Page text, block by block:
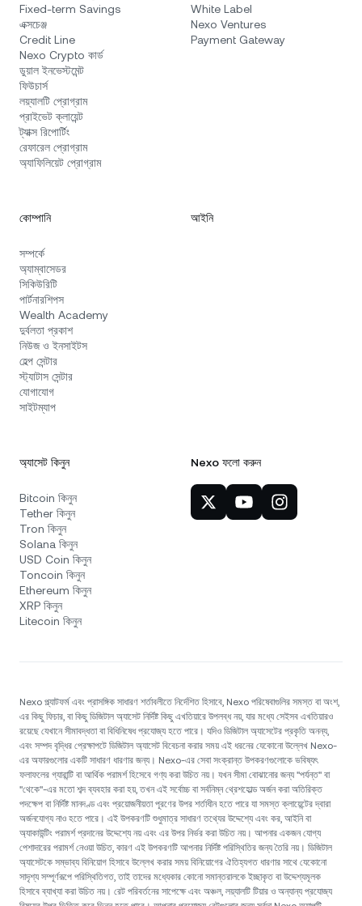
Fixed-term Savings
এক্সচেঞ্জ
Credit Line
Nexo Crypto কার্ড
ডুয়াল ইনভেস্টমেন্ট
ফিউচার্স
লয়্যালটি প্রোগ্রাম
প্রাইভেট ক্লায়েন্ট
ট্যাক্স রিপোর্টিং
রেফারেল প্রোগ্রাম
অ্যাফিলিয়েট প্রোগ্রাম
White Label
Nexo Ventures
Payment Gateway
কোম্পানি
সম্পর্কে
অ্যাম্বাসেডর
সিকিউরিটি
পার্টনারশিপস
Wealth Academy
দুর্বলতা প্রকাশ
নিউজ ও ইনসাইটস
হেল্প সেন্টার
স্ট্যাটাস সেন্টার
যোগাযোগ
সাইটম্যাপ
আইনি
অ্যাসেট কিনুন
Bitcoin কিনুন
Tether কিনুন
Tron কিনুন
Solana কিনুন
USD Coin কিনুন
Toncoin কিনুন
Ethereum কিনুন
XRP কিনুন
Litecoin কিনুন
Nexo ফলো করুন
Nexo প্ল্যাটফর্ম এবং প্রাসঙ্গিক সাধারণ শর্তাবলীতে নির্দেশিত হিসাবে, Nexo পরিষেবাগুলির সমস্ত বা অংশ,
এর কিছু ফিচার, বা কিছু ডিজিটাল অ্যাসেট নির্দিষ্ট কিছু এখতিয়ারে উপলব্ধ নয়, যার মধ্যে সেইসব এখতিয়ারও
রয়েছে যেখানে সীমাবদ্ধতা বা বিধিনিষেধ প্রযোজ্য হতে পারে। যদিও ডিজিটাল অ্যাসেটের প্রকৃতি অনন্য,
এবং সম্পদ বৃদ্ধির প্রেক্ষাপটে ডিজিটাল অ্যাসেট বিবেচনা করার সময় এই ধরনের যেকোনো উল্লেখ Nexo-
এর অফারগুলোর একটি সাধারণ ধারণার জন্য। Nexo-এর সেবা সংক্রান্ত উপকরণগুলোকে ভবিষ্যৎ
ফলাফলের গ্যারান্টি বা আর্থিক পরামর্শ হিসেবে গণ্য করা উচিত নয়। যখন সীমা বোঝানোর জন্য "পর্যন্ত" বা
"থেকে"-এর মতো শব্দ ব্যবহার করা হয়, তখন এই সর্বোচ্চ বা সর্বনিম্ন থ্রেশহোল্ড অর্জন করা অতিরিক্ত
পদক্ষেপ বা নির্দিষ্ট মানদণ্ড এবং প্রয়োজনীয়তা পূরণের উপর শর্তাধীন হতে পারে যা সমস্ত ক্লায়েন্টের দ্বারা
অর্জনযোগ্য নাও হতে পারে। এই উপকরণটি শুধুমাত্র সাধারণ তথ্যের উদ্দেশ্যে এবং কর, আইনি বা
অ্যাকাউন্টিং পরামর্শ প্রদানের উদ্দেশ্যে নয় এবং এর উপর নির্ভর করা উচিত নয়। আপনার একজন যোগ্য
পেশাদারের পরামর্শ নেওয়া উচিত, কারণ এই উপকরণটি আপনার নির্দিষ্ট পরিস্থিতির জন্য তৈরি নয়। ডিজিটাল
অ্যাসেটকে সম্ভাব্য বিনিয়োগ হিসাবে উল্লেখ করার সময় বিনিয়োগের ঐতিহ্যগত ধারণার সাথে যেকোনো
সাদৃশ্য সম্পূর্ণরূপে পরিস্থিতিগত, তাই তাদের মধ্যেকার কোনো সমান্তরালকে ইচ্ছাকৃত বা উদ্দেশ্যমূলক
হিসাবে ব্যাখ্যা করা উচিত নয়। রেট পরিবর্তনের সাপেক্ষে এবং অঞ্চল, লয়্যালটি টিয়ার ও অন্যান্য প্রযোজ্য